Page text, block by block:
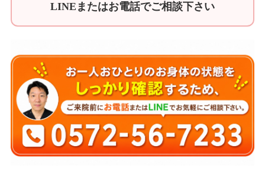
LINEまたはお電話でご相談下さい